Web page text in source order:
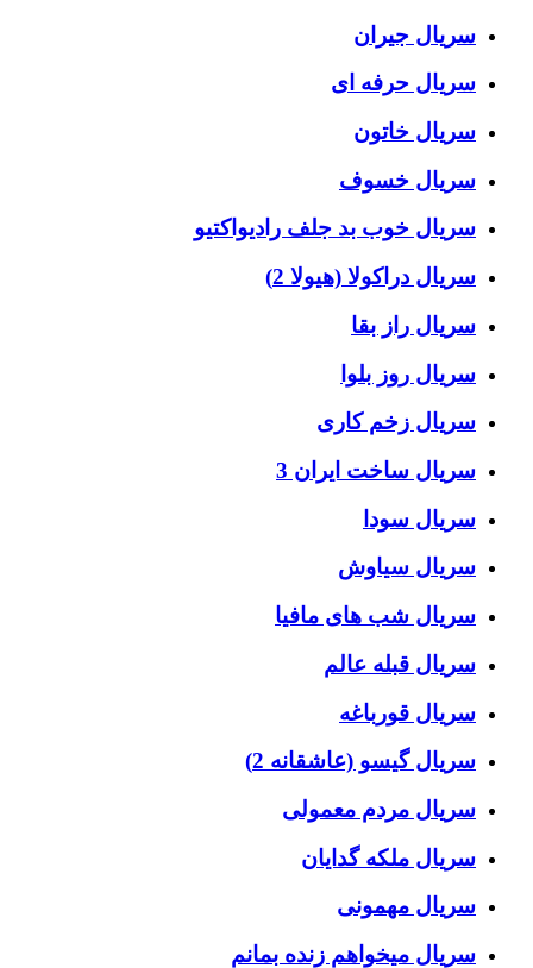
سریال جیران
سریال حرفه ای
سریال خاتون
سریال خسوف
سریال خوب بد جلف رادیواکتیو
سریال دراکولا (هیولا 2)
سریال راز بقا
سریال روز بلوا
سریال زخم کاری
سریال ساخت ایران 3
سریال سودا
سریال سیاوش
سریال شب های مافیا
سریال قبله عالم
سریال قورباغه
سریال گیسو (عاشقانه 2)
سریال مردم معمولی
سریال ملکه گدایان
سریال مهمونی
سریال میخواهم زنده بمانم